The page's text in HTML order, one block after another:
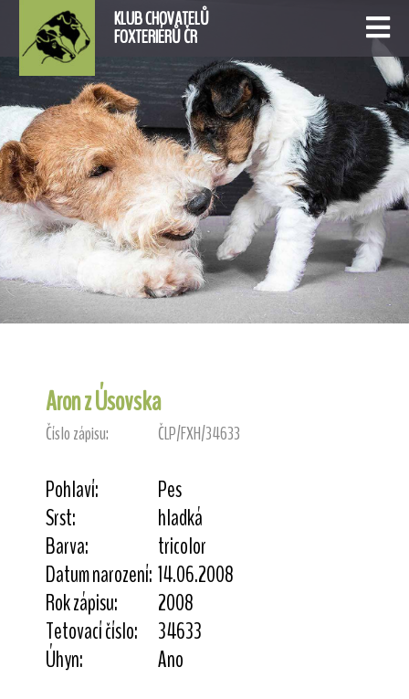
KLUB CHOVATELŮ
FOXTERIÉRŮ ČR
Aron z Úsovska
Číslo zápisu: ČLP/FXH/34633
Pohlaví:
Pes
Srst:
hladká
Barva:
tricolor
Datum narození: 14.06.2008
Rok zápisu:
2008
Tetovací číslo:
34633
Úhyn:
Ano